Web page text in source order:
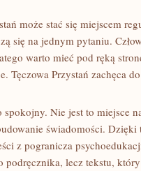
może stać się miejscem
się na jednym pytaniu.
warto mieć pod ręką
Tęczowa Przystań zachęca
Nie jest to miejsce
świadomości. Dzięki
z pogranicza
lecz tekstu,